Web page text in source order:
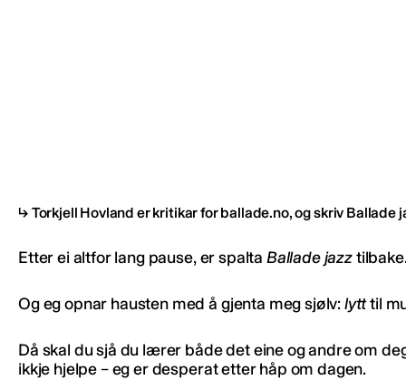
Torkjell Hovland er kritikar for ballade.no, og skriv Ballade
Etter ei altfor lang pause, er spalta Ballade jazz
Og eg opnar hausten med å gjenta meg sjølv:lytttil
Då skal du sjå du lærer både det eine og andre om
ikkje hjelpe – eg er desperat etter håp om dagen.